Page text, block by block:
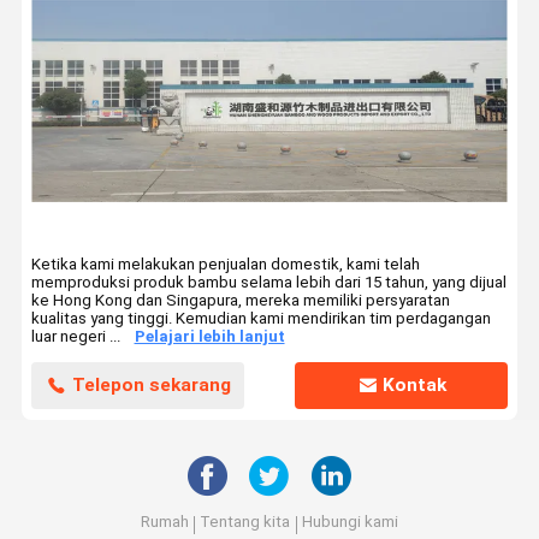
Ketika kami melakukan penjualan domestik, kami telah
memproduksi produk bambu selama lebih dari 15 tahun, yang dijual
ke Hong Kong dan Singapura, mereka memiliki persyaratan
kualitas yang tinggi. Kemudian kami mendirikan tim perdagangan
luar negeri ...
Pelajari lebih lanjut
Telepon sekarang Kontak
Rumah Tentang kita Hubungi kami